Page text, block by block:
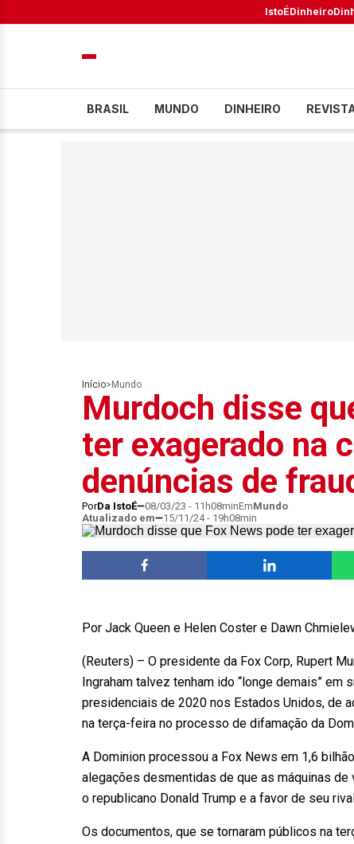
IstoÉDinheiro
BRASIL MUNDO DINHEIRO
Início> Mundo
Murdoch disse
ter exagerado na
denúncias de
PorDa IstoÉ 08/03/23 - 11h08minEmMundo
Atualizado em
15/11/24 - 19h08min
Por Jack Queen e Helen Coster e Dawn
(Reuters) – O presidente da Fox Corp, Rupert
Ingraham talvez tenham ido “longe demais”
presidenciais de 2020 nos Estados Unidos, de
na terça-feira no processo de difamação da
A Dominion processou a Fox News em 1,6
alegações desmentidas de que as máquinas
o republicano Donald Trump e a favor de seu
Os documentos, que se tornaram públicos na